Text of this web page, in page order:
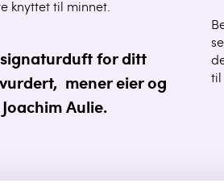
knyttet til minnet.
signaturduft for ditt
mener eier og
Aulie.
til